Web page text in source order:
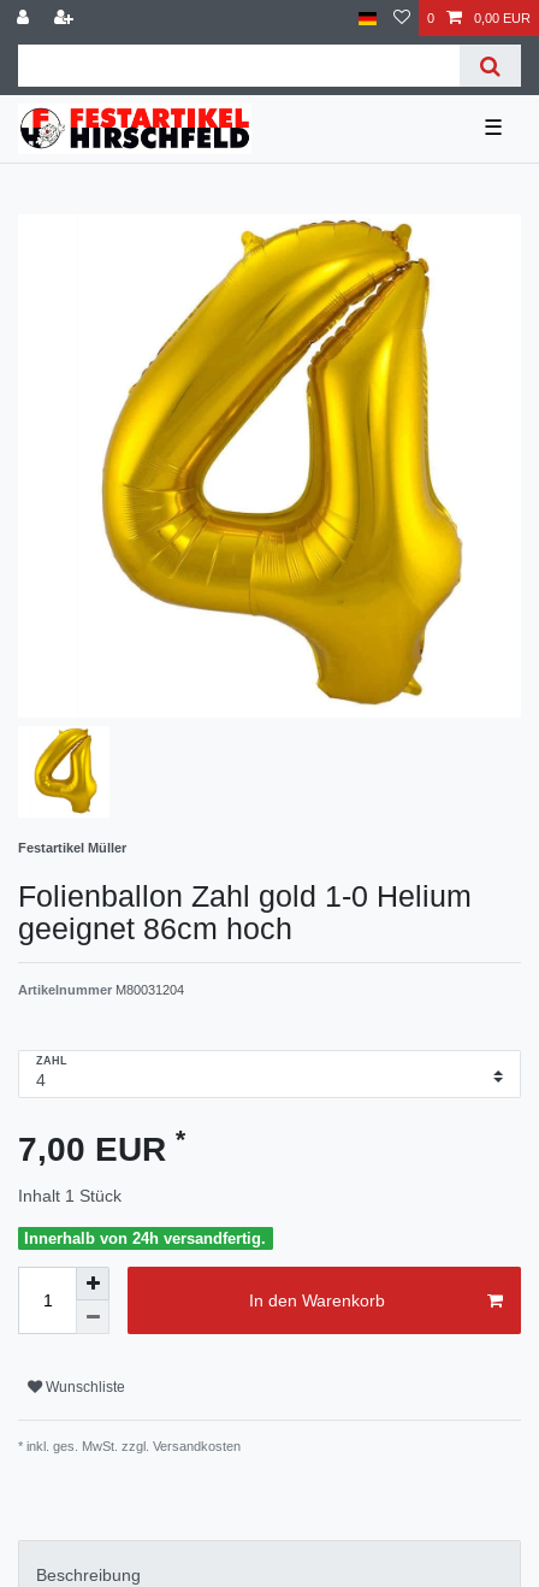
0 0,00 EUR
☰
Festartikel Müller
Folienballon Zahl gold 1-0 Helium
geeignet 86cm hoch
Artikelnummer M80031204
ZAHL
7,00 EUR *
Inhalt 1 Stück
Innerhalb von 24h versandfertig.
In den Warenkorb
Wunschliste
* inkl. ges. MwSt. zzgl. Versandkosten
Beschreibung